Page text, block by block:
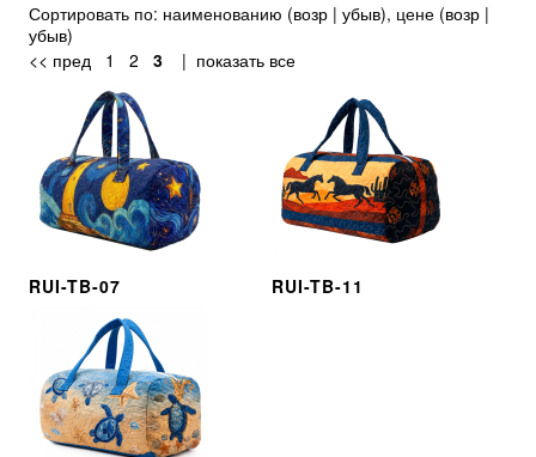
Сортировать по: наименованию (возр | убыв), цене (возр |
убыв)
<< пред
1 2 3 | показать все
RUI-TB-07 RUI-TB-11